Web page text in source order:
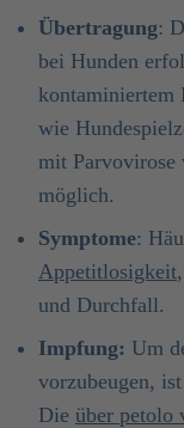
Übertragung:
bei Hunden
kontaminiertem
wie
mit Parvovirose
möglich.
Symptome:
Appetitlosigkeit
und Durchfall.
Impfung: Um
vorzubeugen,
Die über petolo